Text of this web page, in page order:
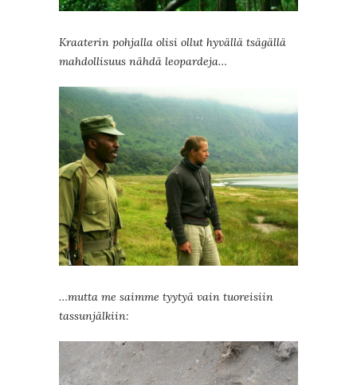
Kraaterin pohjalla olisi ollut hyvällä tsägällä
mahdollisuus nähdä leopardeja…
…mutta me saimme tyytyä vain tuoreisiin
tassunjälkiin: